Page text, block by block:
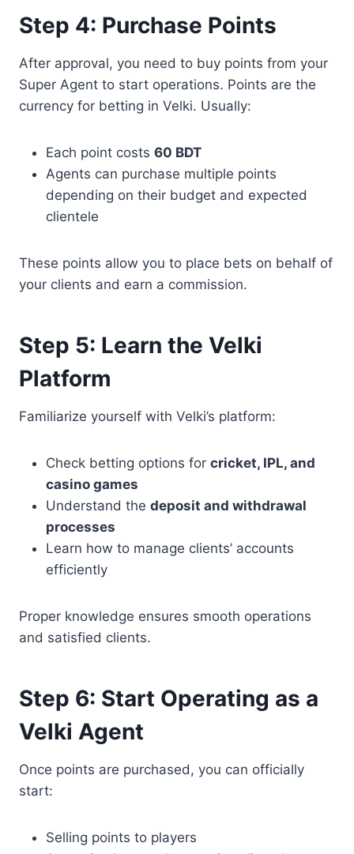
Step 4: Purchase Points
After approval, you need to buy points from your
Super Agent to start operations. Points are the
currency for betting in Velki. Usually:
Each point costs 60 BDT
Agents can purchase multiple points
depending on their budget and expected
clientele
These points allow you to place bets on behalf of
your clients and earn a commission.
Step 5: Learn the Velki
Platform
Familiarize yourself with Velki’s platform:
Check betting options for cricket, IPL, and
casino games
Understand the deposit and withdrawal
processes
Learn how to manage clients’ accounts
efficiently
Proper knowledge ensures smooth operations
and satisfied clients.
Step 6: Start Operating as a
Velki Agent
Once points are purchased, you can officially
start:
Selling points to players